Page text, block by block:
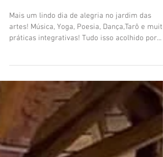
Emanamantra no Jardim
Místico.